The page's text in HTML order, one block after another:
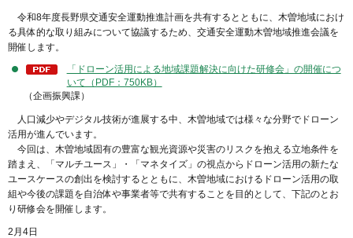
令和8年度長野県交通安全運動推進計画を共有するとともに、木曽地域におけ
る具体的な取り組みについて協議するため、交通安全運動木曽地域推進会議を
開催します。
「ドローン活用による地域課題解決に向けた研修会」の開催につ
いて（PDF：750KB）
（企画振興課）
人口減少やデジタル技術が進展する中、木曽地域では様々な分野でドローン
活用が進んでいます。
今回は、木曽地域固有の豊富な観光資源や災害のリスクを抱える立地条件を
踏まえ、「マルチユース」・「マネタイズ」の視点からドローン活用の新たな
ユースケースの創出を検討するとともに、木曽地域におけるドローン活用の取
組や今後の課題を自治体や事業者等で共有することを目的として、下記のとお
り研修会を開催します。
2月4日